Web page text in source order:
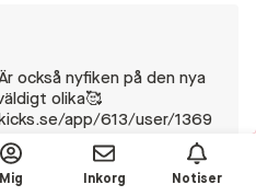
också nyfiken på den nya
olika🥰
app/613/user/1369
16/11/25-11:31
Mig Inkorg Notiser